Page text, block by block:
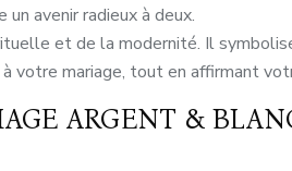
avenir radieux à deux.
et de la modernité. Il
votre mariage, tout en affirmant
ARGENT &